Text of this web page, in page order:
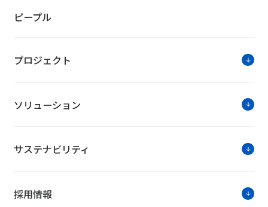
ピープル
プロジェクト
ソリューション
サステナビリティ
採用情報